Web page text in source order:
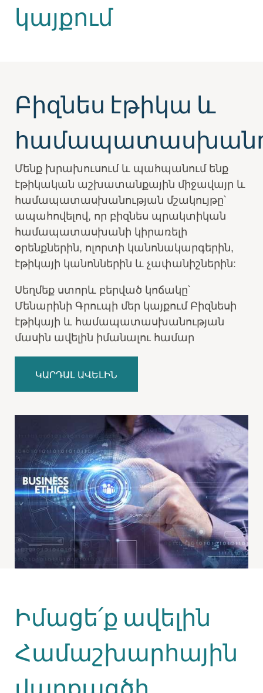
կայքում
Բիզնես էթիկա և
Մենք խրախուսում և պահպանում ենք
էթիկական աշխատանքային միջավայր և
համապատասխանության մշակույթը՝
ապահովելով, որ բիզնես պրակտիկան
համապատասխանի կիրառելի
օրենքներին, ոլորտի կանոնակարգերին,
էթիկայի կանոններին և չափանիշներին:
Սեղմեք ստորև բերված կոճակը՝
Մենարինի Գրուպի մեր կայքում Բիզնեսի
էթիկայի և համապատասխանության
մասին ավելին իմանալու համար
ԿԱՐԴԱԼ ԱՎԵԼԻՆ
Իմացե՛ք ավելին
Համաշխարհային